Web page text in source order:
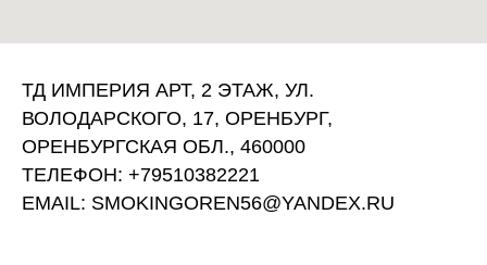
ТД ИМПЕРИЯ АРТ, 2 ЭТАЖ, УЛ.
ВОЛОДАРСКОГО, 17, ОРЕНБУРГ,
ОРЕНБУРГСКАЯ ОБЛ., 460000
ТЕЛЕФОН: +79510382221
EMAIL: SMOKINGOREN56@YANDEX.RU